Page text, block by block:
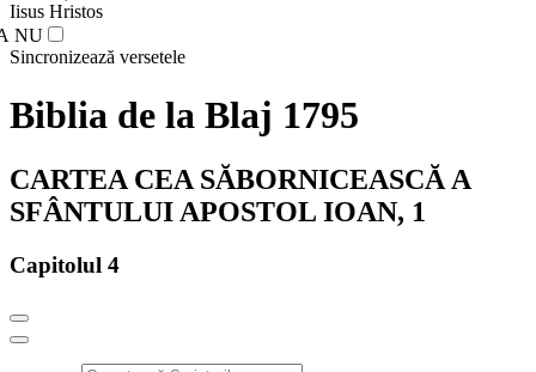
Iisus Hristos
NU
Sincronizează versetele
Biblia de la Blaj 1795
CARTEA CEA SĂBORNICEASCĂ A
SFÂNTULUI APOSTOL IOAN, 1
Capitolul 4